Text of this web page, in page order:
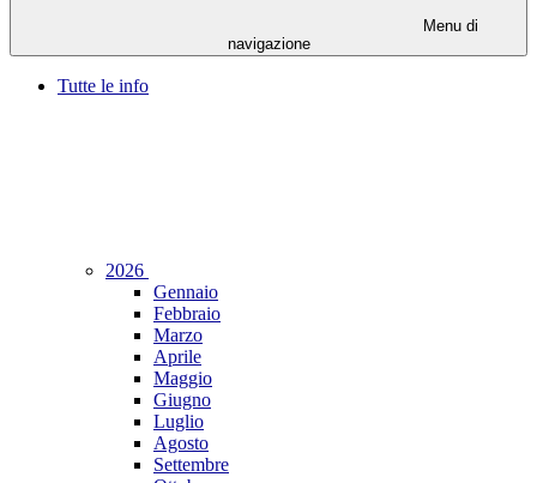
Menu di
navigazione
Tutte le info
2026
Gennaio
Febbraio
Marzo
Aprile
Maggio
Giugno
Luglio
Agosto
Settembre